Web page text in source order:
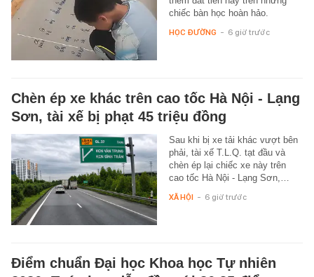
chiếc bàn học hoàn hảo.
HỌC ĐƯỜNG - 6 giờ trước
Chèn ép xe khác trên cao tốc Hà Nội - Lạng
Sơn, tài xế bị phạt 45 triệu đồng
Sau khi bị xe tải khác vượt bên
phải, tài xế T.L.Q. tạt đầu và
chèn ép lại chiếc xe này trên
cao tốc Hà Nội - Lạng Sơn,…
XÃ HỘI - 6 giờ trước
Điểm chuẩn Đại học Khoa học Tự nhiên